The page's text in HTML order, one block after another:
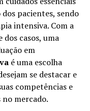
pacientes, sendo
intensiva. Com a
casos, uma
em
é uma escolha
se destacar e
competências e
mercado.